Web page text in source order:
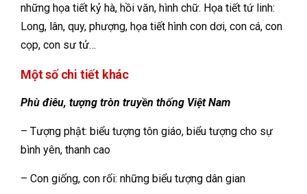
những họa tiết kỷ hà, hồi văn, hình chữ. Họa tiết tứ linh:
Long, lân, quy, phượng, họa tiết hình con dơi, con cá, con
cọp, con sư tử…
Một số chi tiết khác
Phù điêu, tượng tròn truyền thống Việt Nam
– Tượng phật: biểu tượng tôn giáo, biểu tượng cho sự
bình yên, thanh cao
– Con giống, con rối: những biểu tượng dân gian